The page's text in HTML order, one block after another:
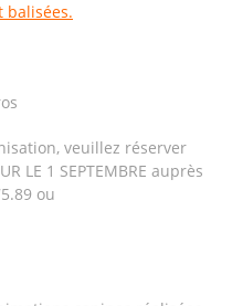
balisées.
veuillez réserver
LE 1 SEPTEMBRE auprès
ou